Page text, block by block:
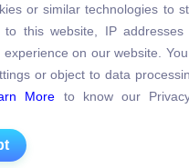
this website, IP addresses
on our website. You
or object to data
More
to know our
or similar technologies to
this website, IP addresses
on our website.
or object to data
More to know our